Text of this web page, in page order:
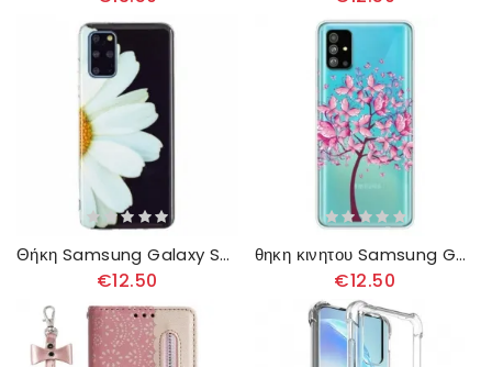
Θήκη Samsung Galaxy S20 Plus / S20 Plus 5G Σειρά Fluorescent Flower
€12.50
θηκη κινητου Samsung Galaxy S20 Plus / S20 Plus 5G Κορυφαίο Δέντρο
€12.50